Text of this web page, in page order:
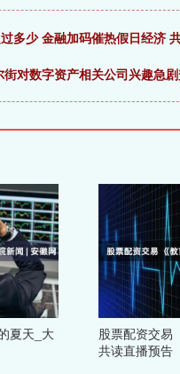
多少 金融加码催热假日经济
对数字资产相关公司兴趣急
夏天_大
股票配资交易
共读直播预告